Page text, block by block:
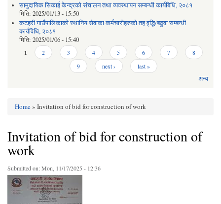
सामुदायिक सिकाई केन्द्रको संचालन तथा व्यवस्थापन सम्बन्धी कार्यबिधि, २०८१
मिति: 2025/01/13 - 15:50
कटहरी गाउँपालिकाको स्थानिय सेवाका कर्मचारीहरुको तह वृद्धि/बढुवा सम्बन्धी
कार्यविधि, २०८१
मिति: 2025/01/06 - 15:40
Pages
1 2 3 4 5 6 7
8
9
next › last »
अन्य
Home» Invitation of bid for construction of work
Invitation of bid for construction of
work
Submitted on:Mon, 11/17/2025 - 12:36